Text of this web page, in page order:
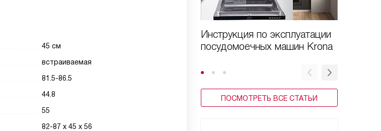
Инструкция по эксплуатации
посудомоечных машин Krona
ПОСМОТРЕТЬ ВСЕ СТАТЬИ
45 см
встраиваемая
81.5-86.5
44.8
55
82-87 х 45 х 56